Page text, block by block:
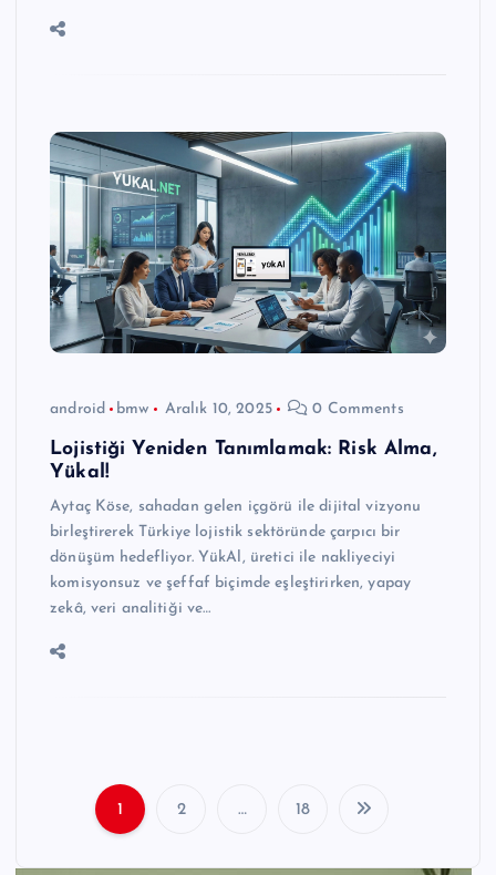
android bmw Aralık 10, 2025 0 Comments
Lojistiği Yeniden Tanımlamak: Risk Alma,
Yükal!
Aytaç Köse, sahadan gelen içgörü ile dijital vizyonu
birleştirerek Türkiye lojistik sektöründe çarpıcı bir
dönüşüm hedefliyor. YükAl, üretici ile nakliyeciyi
komisyonsuz ve şeffaf biçimde eşleştirirken, yapay
zekâ, veri analitiği ve…
1 2 … 18